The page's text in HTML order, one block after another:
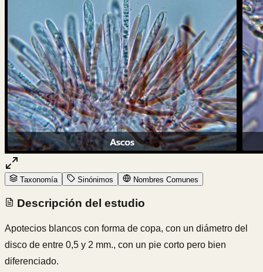
Taxonomía Sinónimos Nombres Comunes
Descripción del estudio
Apotecios blancos con forma de copa, con un diámetro del
disco de entre 0,5 y 2 mm., con un pie corto pero bien
diferenciado.